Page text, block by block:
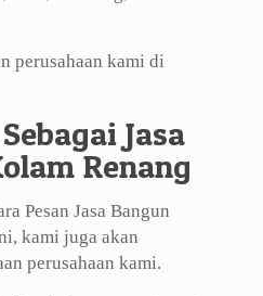
perusahaan kami di
Jasa
Renang
Pesan Jasa Bangun
kami juga akan
perusahaan kami.